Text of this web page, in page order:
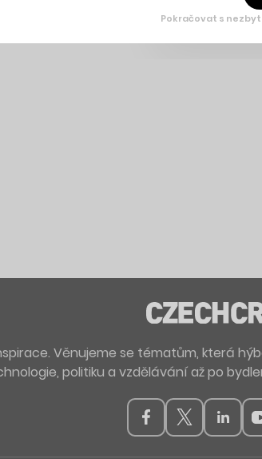
Věnujeme se tématům, která
politiku a vzdělávání až po
Pokračovat s